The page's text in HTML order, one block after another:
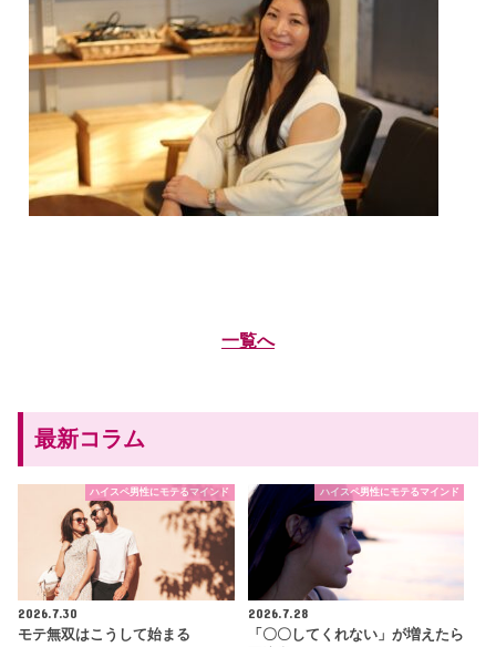
一覧へ
最新コラム
ハイスペ男性にモテるマインド
2026.7.30
モテ無双はこうして始まる
ハイスペ男性にモテるマインド
2026.7.28
「〇〇してくれない」が増えたら